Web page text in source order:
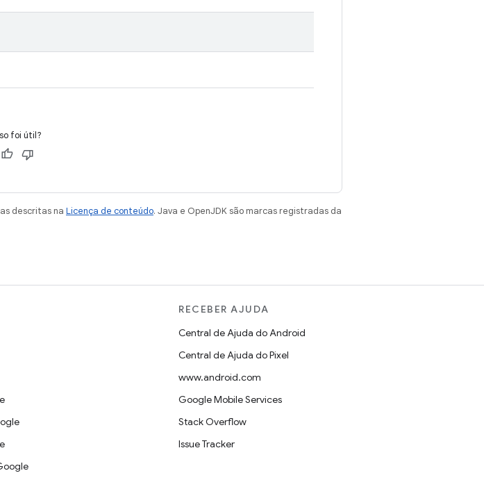
foi útil?
descritas na Licença de conteúdo. Java e OpenJDK são marcas registradas da
RECEBER AJUDA
Central de Ajuda do Android
Central de Ajuda do Pixel
www.android.com
Google Mobile Services
Stack Overflow
Issue Tracker